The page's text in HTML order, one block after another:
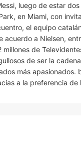
luego de estar
en Miami, con
el equipo
a Nielsen,
de
de ser la
más
a la preferencia de